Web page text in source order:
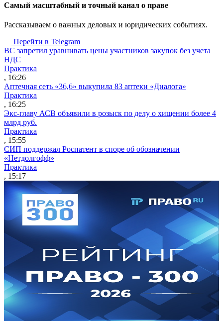
Cамый масштабный и точный канал о праве
Рассказываем о важных деловых и юридических событиях.
Перейти в Telegram
ВС запретил уравнивать цены участников закупок без учета
НДС
Практика
, 16:26
Аптечная сеть «36,6» выкупила 83 аптеки «Диалога»
Практика
, 16:25
Экс-главу АСВ объявили в розыск по делу о хищении более 4
млрд руб.
Практика
, 15:55
СИП поддержал Роспатент в споре об обозначении
«Нетдолгофф»
Практика
, 15:17